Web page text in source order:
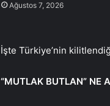
Ağustos 7, 2026
İşte Türkiye’nin
“MUTLAK BUTLAN” NE